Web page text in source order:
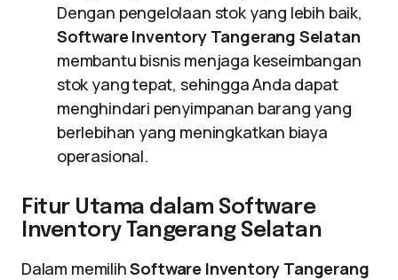
Dengan pengelolaan stok yang lebih baik,
Software Inventory Tangerang Selatan
membantu bisnis menjaga keseimbangan
stok yang tepat, sehingga Anda dapat
menghindari penyimpanan barang yang
berlebihan yang meningkatkan biaya
operasional.
Fitur Utama dalam Software
Inventory Tangerang Selatan
Dalam memilihSoftware Inventory Tangerang